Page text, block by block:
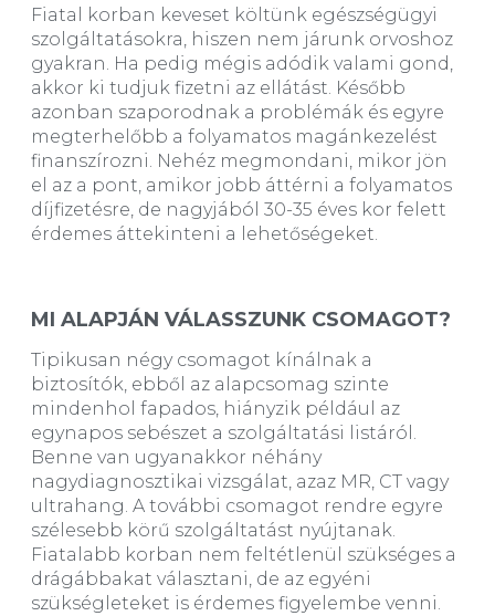
Fiatal korban keveset költünk egészségügyi
szolgáltatásokra, hiszen nem járunk orvoshoz
gyakran. Ha pedig mégis adódik valami gond,
akkor ki tudjuk fizetni az ellátást. Később
azonban szaporodnak a problémák és egyre
megterhelőbb a folyamatos magánkezelést
finanszírozni. Nehéz megmondani, mikor jön
el az a pont, amikor jobb áttérni a folyamatos
díjfizetésre, de nagyjából 30-35 éves kor felett
érdemes áttekinteni a lehetőségeket.
MI ALAPJÁN VÁLASSZUNK CSOMAGOT?
Tipikusan négy csomagot kínálnak a
biztosítók, ebből az alapcsomag szinte
mindenhol fapados, hiányzik például az
egynapos sebészet a szolgáltatási listáról.
Benne van ugyanakkor néhány
nagydiagnosztikai vizsgálat, azaz MR, CT vagy
ultrahang. A további csomagot rendre egyre
szélesebb körű szolgáltatást nyújtanak.
Fiatalabb korban nem feltétlenül szükséges a
drágábbakat választani, de az egyéni
szükségleteket is érdemes figyelembe venni.